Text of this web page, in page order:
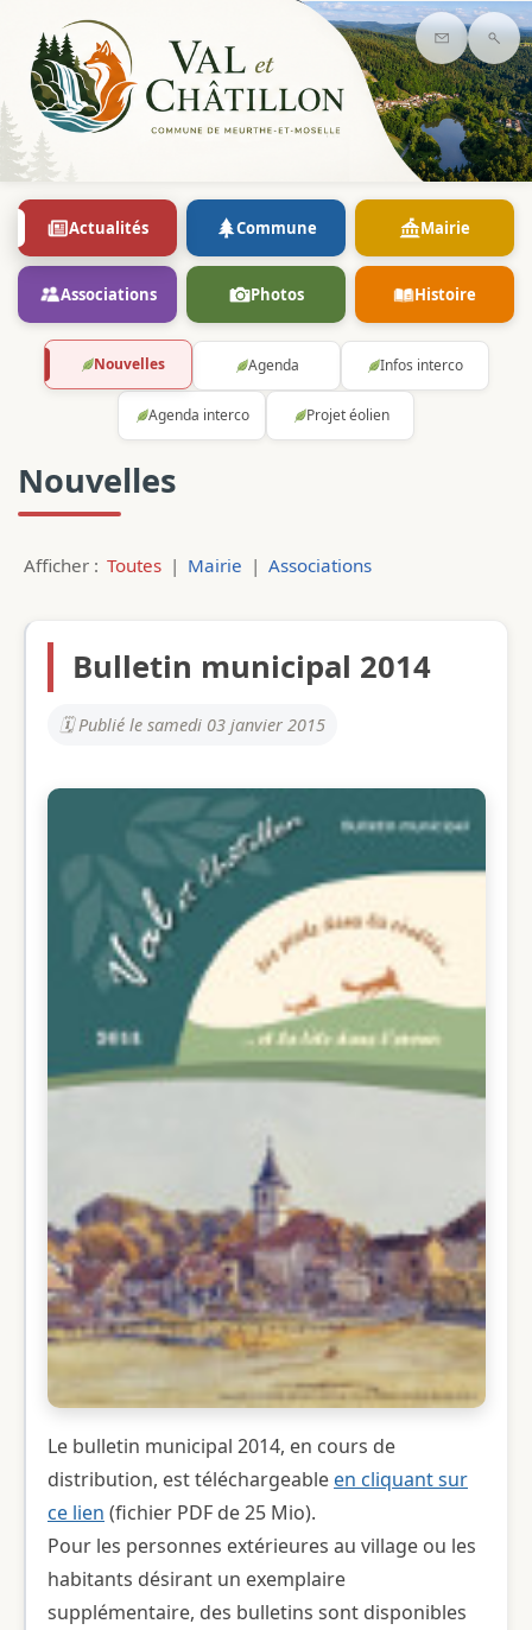
Contact
Actualités Commune Mairie
Associations Photos Histoire
Nouvelles Agenda Infos interco
Agenda interco Projet éolien
Nouvelles
Afficher : Toutes | Mairie | Associations
Bulletin municipal 2014
Publié le samedi 03 janvier 2015
Le bulletin municipal 2014, en cours de
distribution, est téléchargeable en cliquant sur
ce lien (fichier PDF de 25 Mio).
Pour les personnes extérieures au village ou les
habitants désirant un exemplaire
supplémentaire, des bulletins sont disponibles